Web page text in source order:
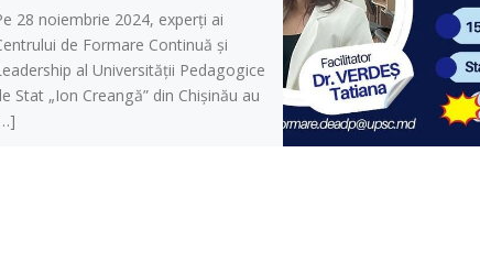
28 noiembrie 2024, experți ai
de Formare Continuă și
al Universității Pedagogice
Stat „Ion Creangă” din Chișinău au